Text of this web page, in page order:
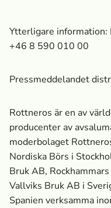
Ytterligare information:
+46 8 590 010 00
Pressmeddelandet
Rottneros är en av
producenter av
moderbolaget
Nordiska Börs i
Bruk AB,
Vallviks Bruk AB i
Spanien verksamma